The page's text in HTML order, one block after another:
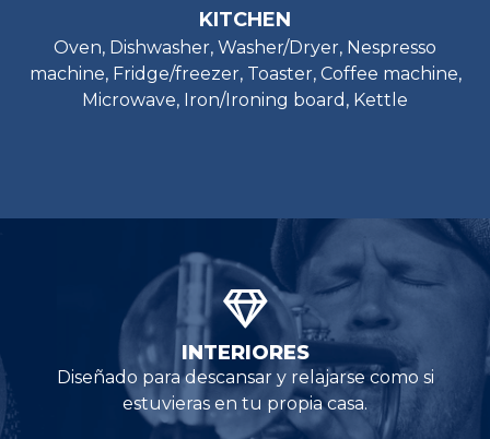
KITCHEN
Oven, Dishwasher, Washer/Dryer, Nespresso
machine, Fridge/freezer, Toaster, Coffee machine,
Microwave, Iron/Ironing board, Kettle
INTERIORES
Diseñado para descansar y relajarse como si
estuvieras en tu propia casa.